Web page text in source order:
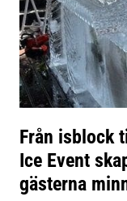
Från isblock
Ice Event
gästerna